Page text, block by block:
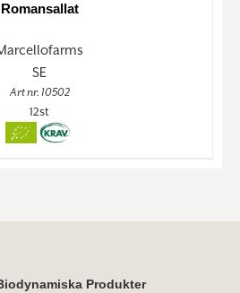
Romansallat
SE
Art nr. 10502
12st
Produkter